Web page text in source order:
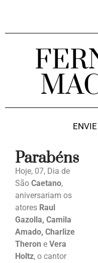
Parabéns
Hoje, 07, Dia de
São Caetano,
aniversariam os
atores Raul
Gazolla, Camila
Amado, Charlize
Theron e Vera
Holtz, o cantor